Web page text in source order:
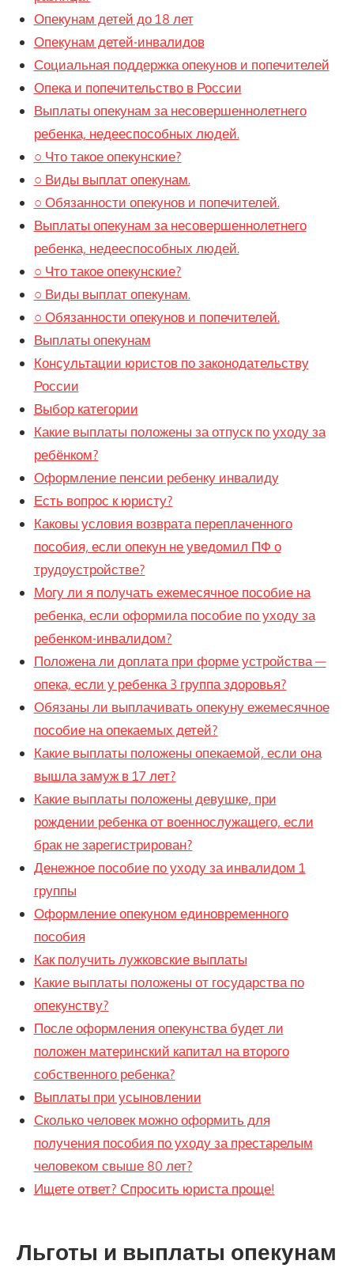
Опекунам детей до 18 лет
Опекунам детей-инвалидов
Социальная поддержка опекунов и попечителей
Опека и попечительство в России
Выплаты опекунам за несовершеннолетнего
ребенка, недееспособных людей.
○ Что такое опекунские?
○ Виды выплат опекунам.
○ Обязанности опекунов и попечителей.
Выплаты опекунам за несовершеннолетнего
ребенка, недееспособных людей.
○ Что такое опекунские?
○ Виды выплат опекунам.
○ Обязанности опекунов и попечителей.
Выплаты опекунам
Консультации юристов по законодательству
России
Выбор категории
Какие выплаты положены за отпуск по уходу за
ребёнком?
Оформление пенсии ребенку инвалиду
Есть вопрос к юристу?
Каковы условия возврата переплаченного
пособия, если опекун не уведомил ПФ о
трудоустройстве?
Могу ли я получать ежемесячное пособие на
ребенка, если оформила пособие по уходу за
ребенком-инвалидом?
Положена ли доплата при форме устройства —
опека, если у ребенка 3 группа здоровья?
Обязаны ли выплачивать опекуну ежемесячное
пособие на опекаемых детей?
Какие выплаты положены опекаемой, если она
вышла замуж в 17 лет?
Какие выплаты положены девушке, при
рождении ребенка от военнослужащего, если
брак не зарегистрирован?
Денежное пособие по уходу за инвалидом 1
группы
Оформление опекуном единовременного
пособия
Как получить лужковские выплаты
Какие выплаты положены от государства по
опекунству?
После оформления опекунства будет ли
положен материнский капитал на второго
собственного ребенка?
Выплаты при усыновлении
Сколько человек можно оформить для
получения пособия по уходу за престарелым
человеком свыше 80 лет?
Ищете ответ? Спросить юриста проще!
Льготы и выплаты опекунам